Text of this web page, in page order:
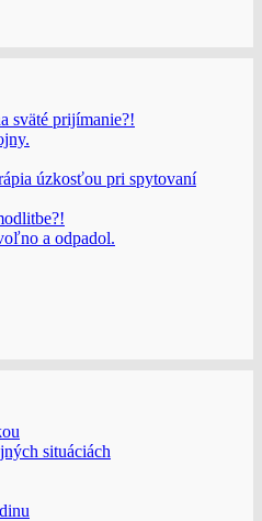
sväté prijímanie?!
úzkosťou pri spytovaní
a odpadol.
situáciách